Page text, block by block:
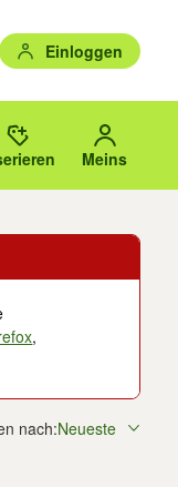
Einloggen
auswählen.
mit den
PLZ. Meins
,
nach:Neueste